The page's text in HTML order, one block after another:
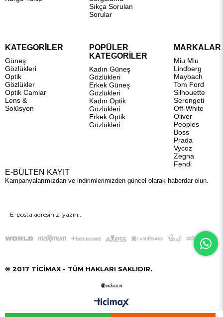
Sıkça Sorulan
Sorular
KATEGORİLER
Güneş
Gözlükleri
Optik
Gözlükler
Optik Camlar
Lens &
Solüsyon
POPÜLER
KATEGORİLER
Kadın Güneş
Gözlükleri
Erkek Güneş
Gözlükleri
Kadın Optik
Gözlükleri
Erkek Optik
Gözlükleri
MARKALAR
Miu Miu
Lindberg
Maybach
Tom Ford
Silhouette
Serengeti
Off-White
Oliver
Peoples
Boss
Prada
Vycoz
Zegna
Fendi
E-BÜLTEN KAYIT
Kampanyalarımızdan ve indirimlerimizden güncel olarak haberdar olun.
GÖNDER
© 2017 TİCİMAX - TÜM HAKLARI SAKLIDIR.